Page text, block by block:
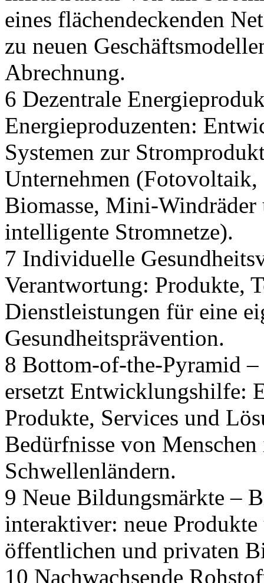
eines flächendeckenden
zu neuen
Abrechnung.
6 Dezentrale
Energieproduzenten:
Systemen zur
Unternehmen
Biomasse, Mini-
intelligente Stromnetze).
7 Individuelle
Verantwortung: Produkte,
Dienstleistungen für eine
Gesundheitsprävention.
8 Bottom-of-the-Pyramid
ersetzt Entwicklungshilfe:
Produkte, Services und
Bedürfnisse von
Schwellenländern.
9 Neue Bildungsmärkte –
interaktiver: neue
öffentlichen und privaten
10 Nachwachsende